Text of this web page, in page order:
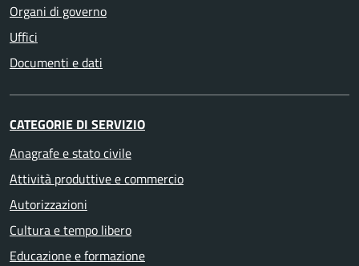
Organi di governo
Uffici
Documenti e dati
CATEGORIE DI SERVIZIO
Anagrafe e stato civile
Attività produttive e commercio
Autorizzazioni
Cultura e tempo libero
Educazione e formazione